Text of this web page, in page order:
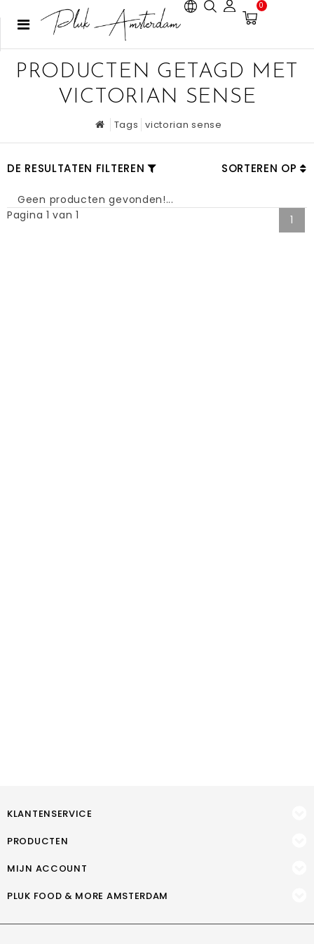
0
PRODUCTEN GETAGD MET
VICTORIAN SENSE
Tags victorian sense
DE RESULTATEN FILTEREN SORTEREN OP
Geen producten gevonden!...
Pagina 1 van 1
1
KLANTENSERVICE
PRODUCTEN
MIJN ACCOUNT
PLUK FOOD & MORE AMSTERDAM